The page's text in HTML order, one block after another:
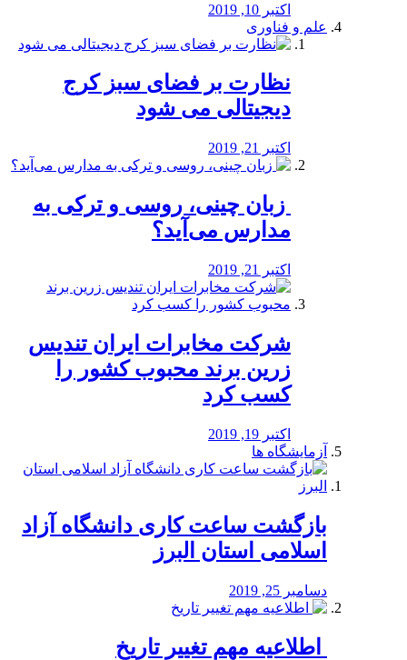
اکتبر 10, 2019
علم و فناوری
نظارت بر فضای سبز کرج
دیجیتالی می شود
اکتبر 21, 2019
️ زبان چینی، روسی و ترکی به
مدارس می‌آید؟
اکتبر 21, 2019
شرکت مخابرات ایران تندیس
زرین برند محبوب کشور را
کسب کرد
اکتبر 19, 2019
آزمایشگاه ها
بازگشت ساعت کاری دانشگاه آزاد
اسلامی استان البرز
دسامبر 25, 2019
️ اطلاعیه مهم تغییر تاریخ